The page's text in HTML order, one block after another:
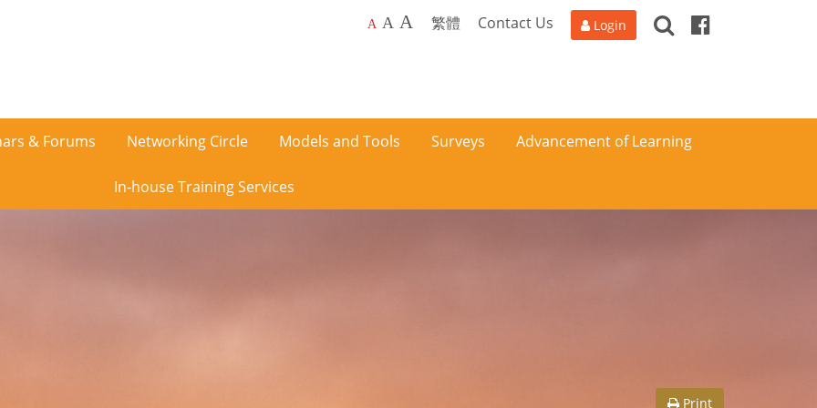
A A A 繁體 Contact Us Login SearchFacebook
& Forums Networking Circle Models and Tools Surveys Advancement of Learning
In-house Training Services
Print